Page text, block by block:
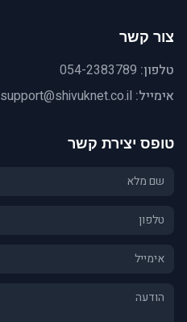
צור קשר
טלפון: 054-2383789
אימייל: support@shivuknet.co.il
טופס יצירת קשר